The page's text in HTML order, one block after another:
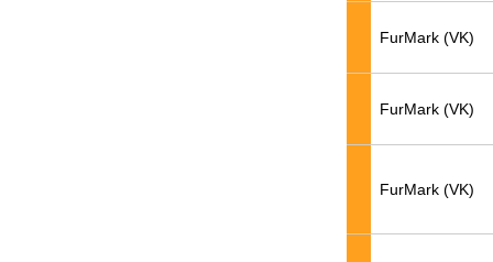
FurMark (VK)
FurMark (VK)
FurMark (VK)